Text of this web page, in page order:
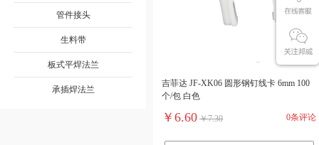
管件接头
生料带
板式平焊法兰
承插焊法兰
吉菲达 JF-XK06 圆形钢钉线卡 6mm 100
个/包 白色
￥6.60 ￥7.30 0条评论